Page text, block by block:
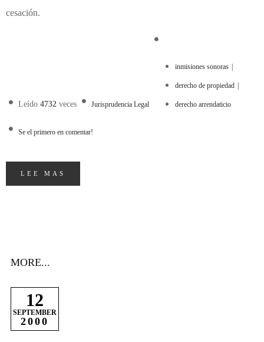
cesación.
Leído 4732 veces Jurisprudencia Legal
inmisiones sonoras
derecho de propiedad
derecho arrendaticio
Se el primero en comentar!
LEE MAS
MORE...
12
SEPTEMBER
2000